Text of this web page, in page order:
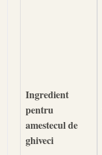
Ingredient
pentru
amestecul de
ghiveci